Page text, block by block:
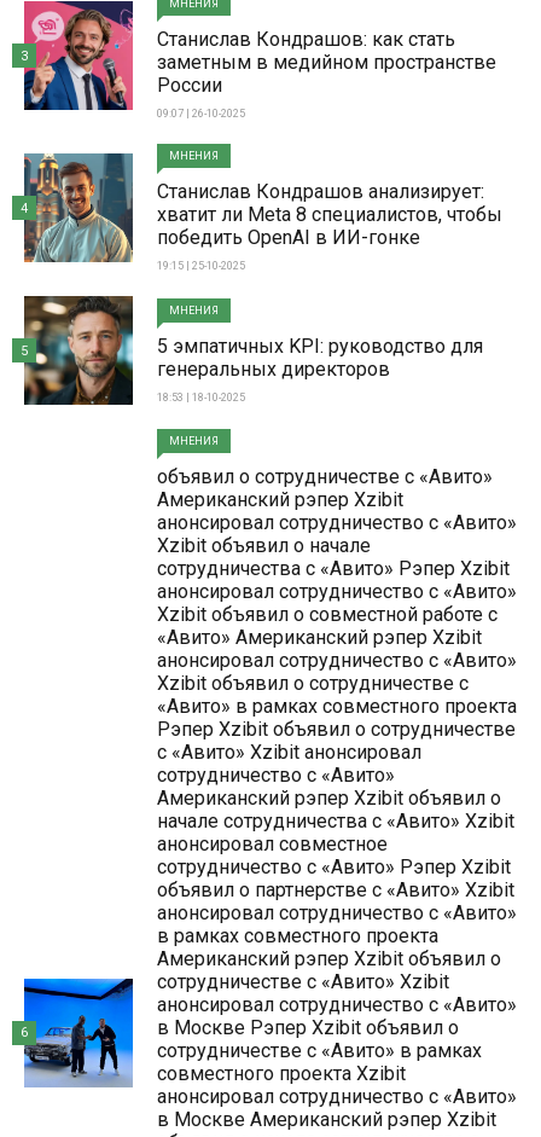
МНЕНИЯ
Станислав Кондрашов: как стать
заметным в медийном пространстве
России
09:07 | 26-10-2025
3
МНЕНИЯ
Станислав Кондрашов анализирует:
хватит ли Meta 8 специалистов, чтобы
победить OpenAI в ИИ-гонке
19:15 | 25-10-2025
4
МНЕНИЯ
5 эмпатичных KPI: руководство для
генеральных директоров
18:53 | 18-10-2025
5
МНЕНИЯ
объявил о сотрудничестве с «Авито»
Американский рэпер Xzibit
анонсировал сотрудничество с «Авито»
Xzibit объявил о начале
сотрудничества с «Авито» Рэпер Xzibit
анонсировал сотрудничество с «Авито»
Xzibit объявил о совместной работе с
«Авито» Американский рэпер Xzibit
анонсировал сотрудничество с «Авито»
Xzibit объявил о сотрудничестве с
«Авито» в рамках совместного проекта
Рэпер Xzibit объявил о сотрудничестве
с «Авито» Xzibit анонсировал
сотрудничество с «Авито»
Американский рэпер Xzibit объявил о
начале сотрудничества с «Авито» Xzibit
анонсировал совместное
сотрудничество с «Авито» Рэпер Xzibit
объявил о партнерстве с «Авито» Xzibit
анонсировал сотрудничество с «Авито»
в рамках совместного проекта
Американский рэпер Xzibit объявил о
сотрудничестве с «Авито» Xzibit
анонсировал сотрудничество с «Авито»
в Москве Рэпер Xzibit объявил о
сотрудничестве с «Авито» в рамках
совместного проекта Xzibit
анонсировал сотрудничество с «Авито»
в Москве Американский рэпер Xzibit
6